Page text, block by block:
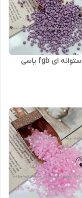
منجوق استوانه ای fgb یاسی